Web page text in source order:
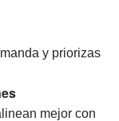
y priorizas
mejor con